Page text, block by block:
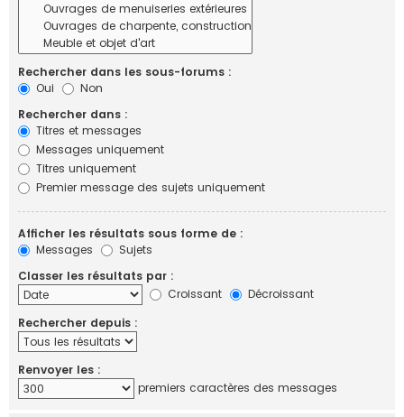
Rechercher dans les sous-forums :
Oui
Non
Rechercher dans :
Titres et messages
Messages uniquement
Titres uniquement
Premier message des sujets uniquement
Afficher les résultats sous forme de :
Messages
Sujets
Classer les résultats par :
Croissant
Décroissant
Rechercher depuis :
Renvoyer les :
premiers caractères des messages